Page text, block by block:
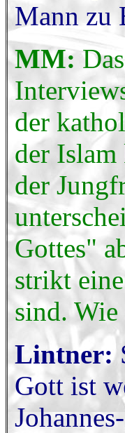
Mann zu
MM:
der
der
der
Gottes"
strikt
sind.
Lintner:
Gott ist